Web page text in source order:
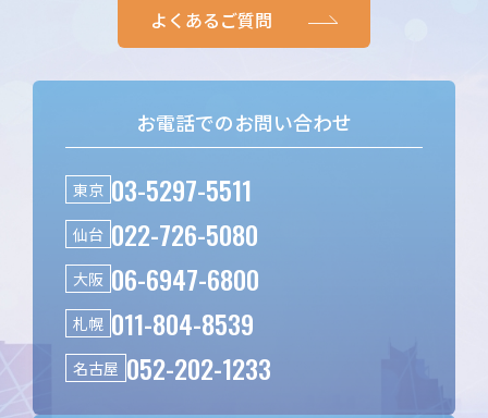
よくあるご質問
お電話でのお問い合わせ
東京 03-5297-5511
仙台 022-726-5080
大阪 06-6947-6800
札幌 011-804-8539
名古屋 052-202-1233